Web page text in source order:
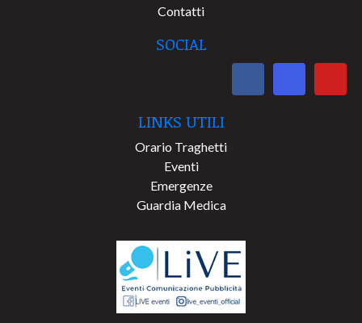
Contatti
SOCIAL
LINKS UTILI
Orario Traghetti
Eventi
Emergenze
Guardia Medica